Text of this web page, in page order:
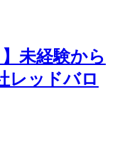
未経験から
レッドバロ